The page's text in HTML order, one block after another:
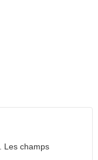
Les champs